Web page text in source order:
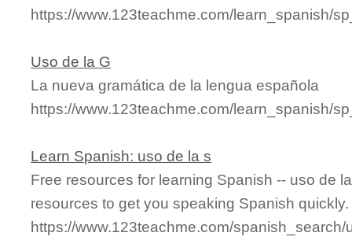
https://www.123teachme.com/learn_spanish/
Uso de la G
La nueva gramática de la lengua española
https://www.123teachme.com/learn_spanish/
Learn Spanish: uso de la s
Free resources for learning Spanish -- uso de
resources to get you speaking Spanish quickly.
https://www.123teachme.com/spanish_search/